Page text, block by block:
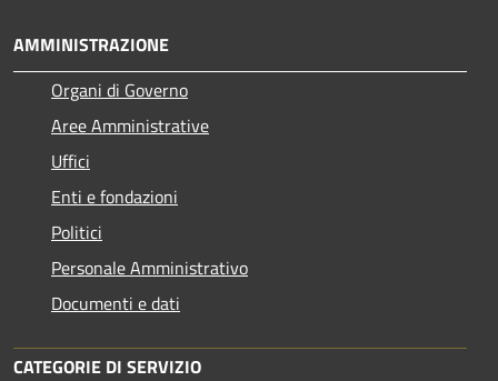
AMMINISTRAZIONE
Organi di Governo
Aree Amministrative
Uffici
Enti e fondazioni
Politici
Personale Amministrativo
Documenti e dati
CATEGORIE DI SERVIZIO